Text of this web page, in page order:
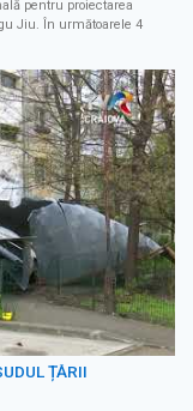
pentru proiectarea
Jiu. În următoarele 4
ȚĂRII